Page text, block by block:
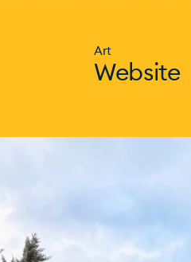
Art
Website